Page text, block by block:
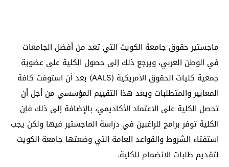
ماجستير حقوق جامعة الكويت التي تعد من أفضل الجامعات
في الوطن العربي، ويرجع ذلك إلى حصول الكلية على عضوية
جمعية كليات الحقوق الأمريكية (AALS) بعد أن استوفت كافة
المعايير والمتطلبات ويعد هذا التقييم المؤسسي من أجل أن
تحصل الكلية على الاعتماد الأكاديمي، بالإضافة إلى ذلك فإن
الكلية توفر برامج للراغبين في دراسة الماجستير فيها ولكن يجب
استفتاء الشروط والقواعد العامة التي وضعتها جامعة الكويت
لتقديم طلبات الانضمام للكلية.